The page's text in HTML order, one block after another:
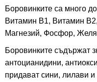
Боровинките са много
Витамин В1, Витамин
Магнезий, Фосфор,
Боровинките съдържат
антоцианидини,
придават сини, лилави